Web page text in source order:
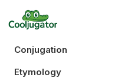
Conjugation
Etymology